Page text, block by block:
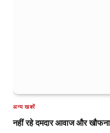
अन्य खबरें
नहीं रहे दमदार आवाज और